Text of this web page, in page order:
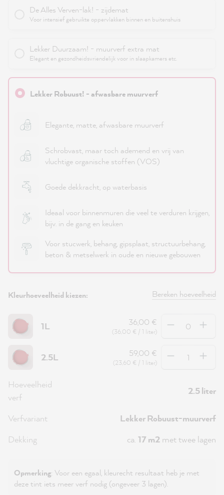
De Alles Verven-lak! - zijdemat
Voor intensief gebruikte oppervlakken binnen en buitenshuis
Lekker Duurzaam! - muurverf extra mat
Elegant en gezondheidsvriendelijk voor in slaapkamers etc.
Lekker Robuust! - afwasbare muurverf
Elegante, matte, afwasbare muurverf
Schrobvast, maar toch ademend en vrij van
vluchtige organische stoffen (VOS)
Goede dekkracht, op waterbasis
Ideaal voor binnenmuren die veel te verduren krijgen,
bijv. in de gang en keuken
Voor stucwerk, behang, gipsplaat, structuurbehang,
beton & metselwerk in oude en nieuwe gebouwen
Kleurhoeveelheid kiezen: Bereken hoeveelheid
1L 36,00 €
(36,00 € / 1 liter)
Hoeveelheid
2.5L 59,00 €
(23,60 € / 1 liter)
Hoeveelheid
Hoeveelheid
verf
2.5 liter
Verfvariant
Lekker Robuust-muurverf
Dekking
ca. 17 m2 met twee lagen
Opmerking: Voor een egaal, kleurecht resultaat heb je met
deze tint iets meer verf nodig (ongeveer 3 lagen).